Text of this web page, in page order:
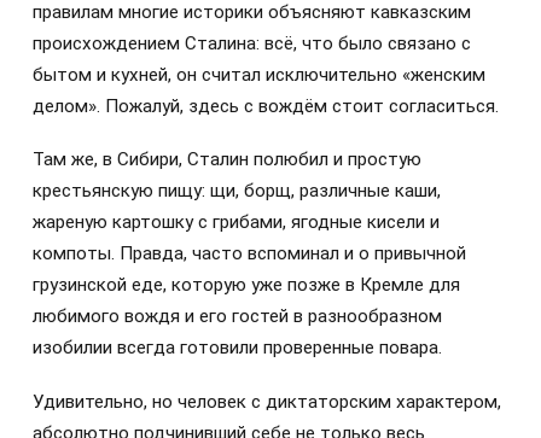
правилам многие историки объясняют кавказским
происхождением Сталина: всё, что было связано с
бытом и кухней, он считал исключительно «женским
делом». Пожалуй, здесь с вождём стоит согласиться.
Там же, в Сибири, Сталин полюбил и простую
крестьянскую пищу: щи, борщ, различные каши,
жареную картошку с грибами, ягодные кисели и
компоты. Правда, часто вспоминал и о привычной
грузинской еде, которую уже позже в Кремле для
любимого вождя и его гостей в разнообразном
изобилии всегда готовили проверенные повара.
Удивительно, но человек с диктаторским характером,
абсолютно подчинивший себе не только весь